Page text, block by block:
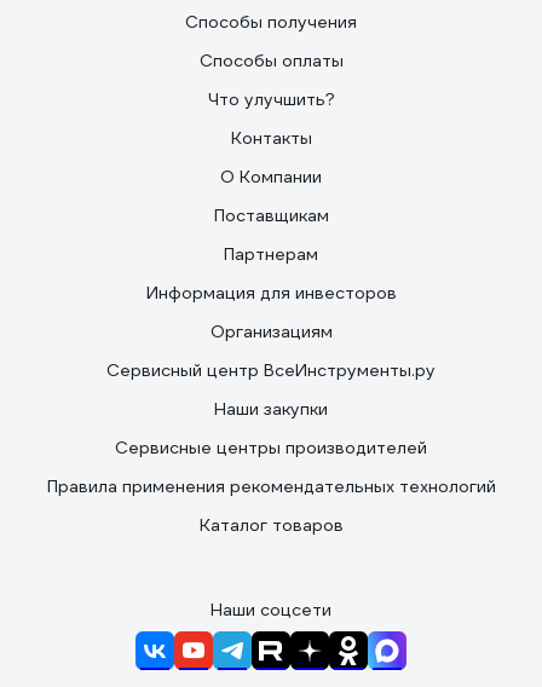
Способы получения
Способы оплаты
Что улучшить?
Контакты
О Компании
Поставщикам
Партнерам
Информация для инвесторов
Организациям
Сервисный центр ВсеИнструменты.ру
Наши закупки
Сервисные центры производителей
Правила применения рекомендательных технологий
Каталог товаров
Наши соцсети